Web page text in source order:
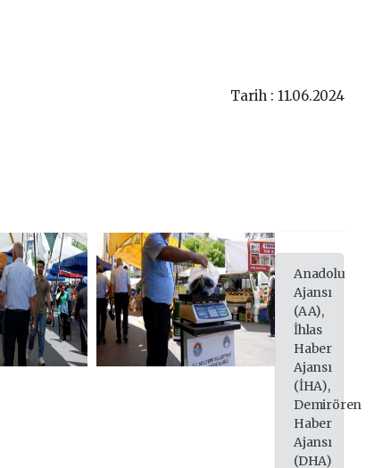
Tarih : 11.06.2024
Anadolu
Ajansı
(AA),
İhlas
Haber
Ajansı
(İHA),
Demirören
Haber
Ajansı
(DHA)